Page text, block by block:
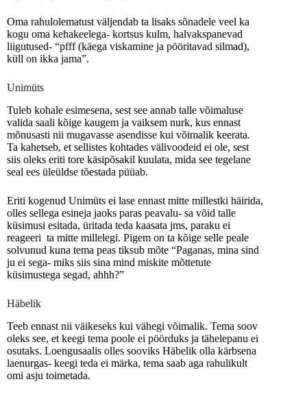
Oma rahulolematust väljendab ta lisaks sõnadele veel ka
kogu oma kehakeelega- kortsus kulm, halvakspanevad
liigutused- “pfff (käega viskamine ja pööritavad silmad),
küll on ikka jama”.
Unimüts
Tuleb kohale esimesena, sest see annab talle võimaluse
valida saali kõige kaugem ja vaiksem nurk, kus ennast
mõnusasti nii mugavasse asendisse kui võimalik keerata.
Ta kahetseb, et sellistes kohtades välivoodeid ei ole, sest
siis oleks eriti tore käsipõsakil kuulata, mida see tegelane
seal ees üleüldse tõestada püüab.
Eriti kogenud Unimüts ei lase ennast mitte millestki häirida,
olles sellega esineja jaoks paras peavalu- sa võid talle
küsimusi esitada, üritada teda kaasata jms, paraku ei
reageeri ta mitte millelegi. Pigem on ta kõige selle peale
solvunud kuna tema peas tiksub mõte “Paganas, mina sind
ju ei sega- miks siis sina mind miskite mõttetute
küsimustega segad, ahhh?”
Häbelik
Teeb ennast nii väikeseks kui vähegi võimalik. Tema soov
oleks see, et keegi tema poole ei pöörduks ja tähelepanu ei
osutaks. Loengusaalis olles sooviks Häbelik olla kärbsena
laenurgas- keegi teda ei märka, tema saab aga rahulikult
omi asju toimetada.